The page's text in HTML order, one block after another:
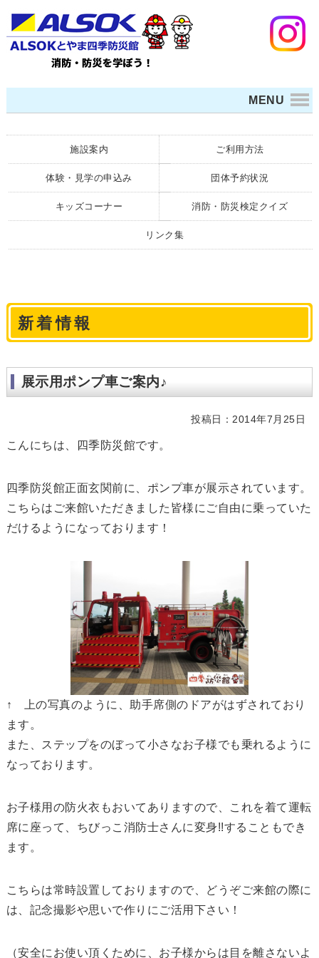
MENU
施設案内 ご利用方法
体験・見学の申込み 団体予約状況
キッズコーナー 消防・防災検定クイズ
リンク集
新着情報
展示用ポンプ車ご案内♪
投稿日：2014年7月25日
こんにちは、四季防災館です。
四季防災館正面玄関前に、ポンプ車が展示されています。
こちらはご来館いただきました皆様にご自由に乗っていた
だけるようになっております！
↑ 上の写真のように、助手席側のドアがはずされており
ます。
また、ステップをのぼって小さなお子様でも乗れるように
なっております。
お子様用の防火衣もおいてありますので、これを着て運転
席に座って、ちびっこ消防士さんに変身!!することもでき
ます。
こちらは常時設置しておりますので、どうぞご来館の際に
は、記念撮影や思いで作りにご活用下さい！
（安全にお使い頂くために、お子様からは目を離さないよ